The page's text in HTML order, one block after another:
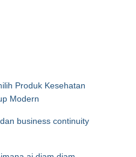
Produk Kesehatan
Modern
business continuity